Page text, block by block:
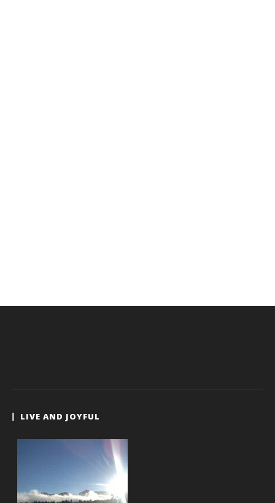
LIVE AND JOYFUL